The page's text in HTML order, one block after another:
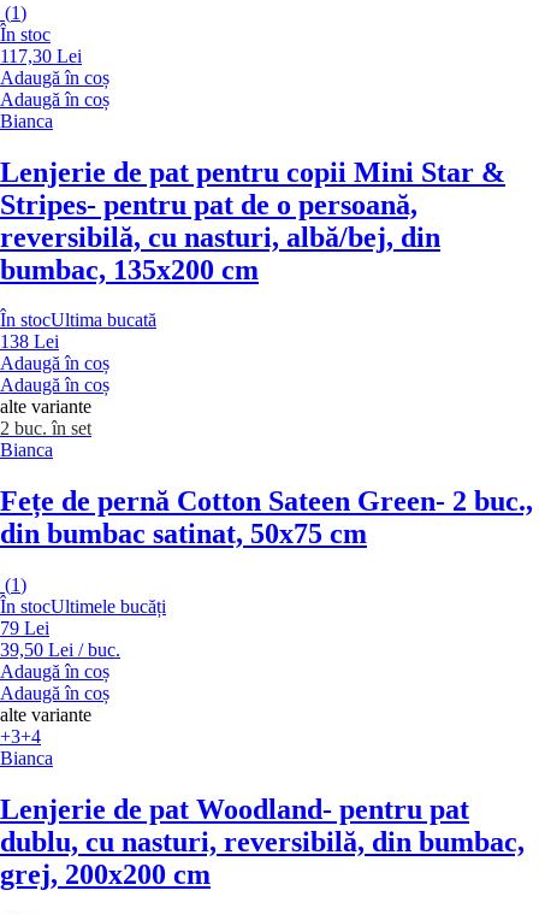
(1)
În stoc
117,30 Lei
Adaugă în coș
Adaugă în coș
Bianca
Lenjerie de pat pentru copii Mini Star &
Stripes- pentru pat de o persoană,
reversibilă, cu nasturi, albă/bej, din
bumbac, 135x200 cm
În stocUltima bucată
138 Lei
Adaugă în coș
Adaugă în coș
alte variante
2 buc. în set
Bianca
Fețe de pernă Cotton Sateen Green- 2 buc.,
din bumbac satinat, 50x75 cm
(1)
În stocUltimele bucăți
79 Lei
39,50 Lei / buc.
Adaugă în coș
Adaugă în coș
alte variante
+3+4
Bianca
Lenjerie de pat Woodland- pentru pat
dublu, cu nasturi, reversibilă, din bumbac,
grej, 200x200 cm